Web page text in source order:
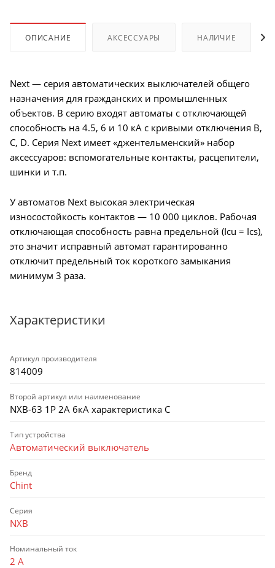
ОПИСАНИЕ АКСЕССУАРЫ НАЛИЧИЕ
Next — серия автоматических выключателей общего
назначения для гражданских и промышленных
объектов. В серию входят автоматы с отключающей
способность на 4.5, 6 и 10 кА с кривыми отключения B,
C, D. Серия Next имеет «джентельменский» набор
аксессуаров: вспомогательные контакты, расцепители,
шинки и т.п.
У автоматов Next высокая электрическая
износостойкость контактов — 10 000 циклов. Рабочая
отключающая способность равна предельной (Icu = Ics),
это значит исправный автомат гарантированно
отключит предельный ток короткого замыкания
минимум 3 раза.
Характеристики
Артикул производителя
814009
Второй артикул или наименование
NXB-63 1P 2А 6кА характеристика C
Тип устройства
Автоматический выключатель
Бренд
Chint
Серия
NXB
Номинальный ток
2 А